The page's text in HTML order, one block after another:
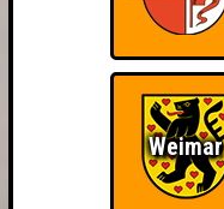
Weimar